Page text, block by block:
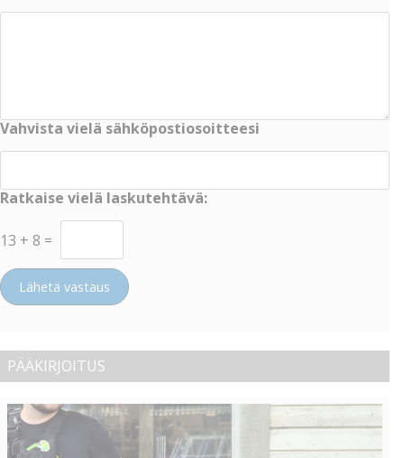
Vahvista vielä sähköpostiosoitteesi
Ratkaise vielä laskutehtävä:
13 + 8 =
Lähetä vastaus
PÄÄKIRJOITUS